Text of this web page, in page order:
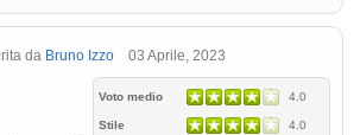
da Bruno Izzo 03 Aprile, 2023
Voto medio 4.0
Stile 4.0